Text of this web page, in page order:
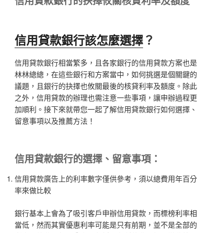
信用貸款銀行該怎麼選擇？
信用貸款銀行相當繁多，且各家銀行的信用貸款方案也是
林林總總，在這些銀行和方案當中，如何挑選是個關鍵的
議題，且銀行的抉擇也攸關最後的核貸利率及額度。除此
之外，信用貸款的辦理也需注意一些事項，讓申辦過程更
加順利。接下來就帶您一起了解信用貸款銀行如何選擇、
留意事項以及推薦方法！
信用貸款銀行的選擇、留意事項：
信用貸款廣告上的利率數字僅供參考，須以總費用年百分
率來做比較
銀行基本上會為了吸引客戶申辦信用貸款，而標榜利率相
當低，然而其實優惠利率可能是只有前期，並不是全部的